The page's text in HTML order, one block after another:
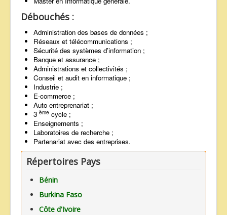
Débouchés :
Administration des bases de données ;
Réseaux et télécommunications ;
Sécurité des systèmes d'information ;
Banque et assurance ;
Administrations et collectivités ;
Conseil et audit en informatique ;
Industrie ;
E-commerce ;
Auto entreprenariat ;
3 ème cycle ;
Enseignements ;
Laboratoires de recherche ;
Partenariat avec des entreprises.
Répertoires Pays
Bénin
Burkina Faso
Côte d'Ivoire